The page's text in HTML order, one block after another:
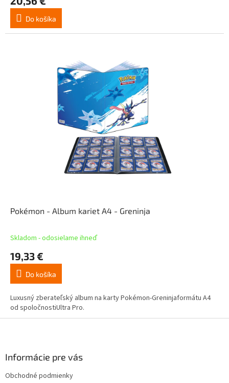
Do košíka
Pokémon - Album kariet A4 - Greninja
Skladom - odosielame ihneď
19,33 €
Do košíka
Luxusný zberateľský album na karty Pokémon-Greninjaformátu A4
od spoločnostiUltra Pro.
Informácie pre vás
Obchodné podmienky